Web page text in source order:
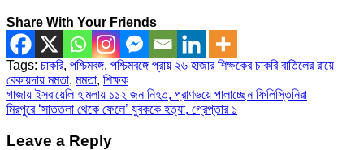
Share With Your Friends
Tags: চাকরি, পশ্চিমবঙ্গ, পশ্চিমবঙ্গে প্রায় ২৬ হাজার শিক্ষকের চাকরি বাতিলের রায়ে
বেকায়দায় মমতা, মমতা, শিক্ষক
Post
navigation
গাজায় ইসরায়েলি হামলায় ১১২ জন নিহত, প্রাণভয়ে পালাচ্ছেন ফিলিস্তিনিরা
মিরপুরে ‘সাততলা থেকে ফেলে’ যুবককে হত্যা, গ্রেপ্তার ১
Leave a Reply